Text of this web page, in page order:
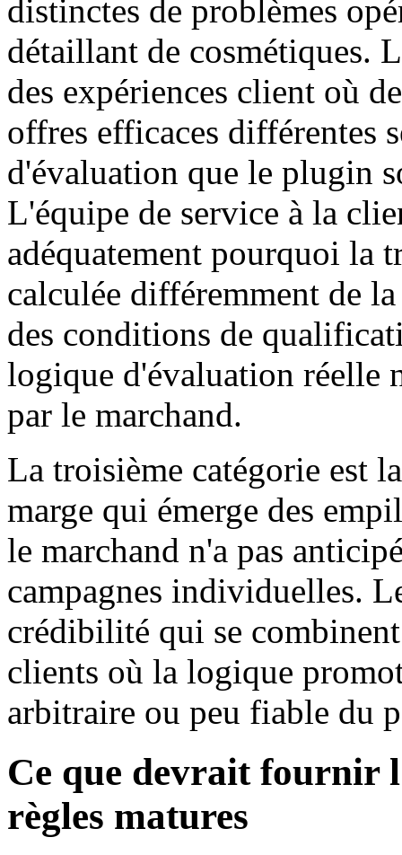
distinctes de problèmes
détaillant de cosmétiques.
des expériences client où
offres efficaces différentes
d'évaluation que le plugin
L'équipe de service à la
adéquatement pourquoi la
calculée différemment de
des conditions de
logique d'évaluation réelle
par le marchand.
La troisième catégorie est
marge qui émerge des
le marchand n'a pas
campagnes individuelles.
crédibilité qui se
clients où la logique
arbitraire ou peu fiable du
Ce que devrait fournir
règles matures